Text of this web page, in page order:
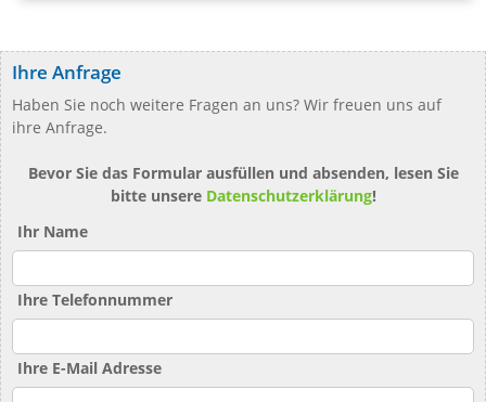
Ihre Anfrage
Haben Sie noch weitere Fragen an uns? Wir freuen uns auf
ihre Anfrage.
Bevor Sie das Formular ausfüllen und absenden, lesen Sie
bitte unsere Datenschutzerklärung!
Ihr Name
Ihre Telefonnummer
Ihre E-Mail Adresse